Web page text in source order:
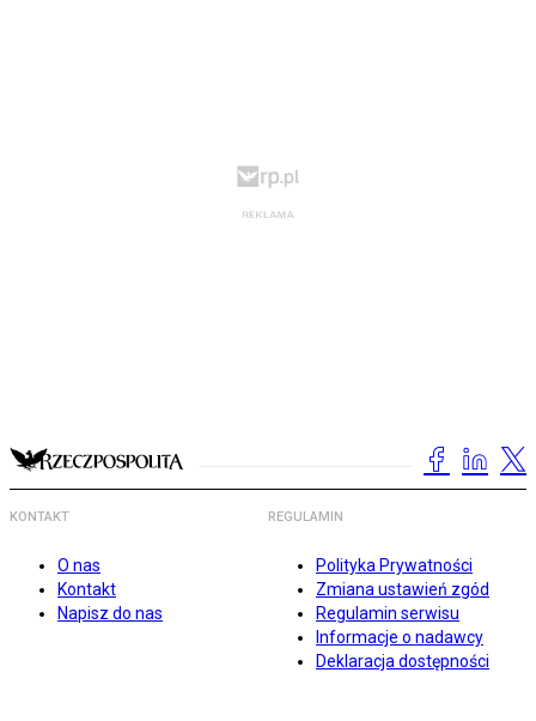
KONTAKT
O nas
Kontakt
Napisz do nas
REGULAMIN
Polityka Prywatności
Zmiana ustawień zgód
Regulamin serwisu
Informacje o nadawcy
Deklaracja dostępności